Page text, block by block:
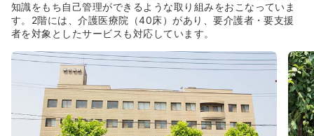
4週8休以上
ブランク可 月給31万円以上可
気になる 詳細を見る
訪問看護正・准看護師 訪問看護
日勤のみ（常勤） 一時募集休止
知識をもち自己管理ができるような取り組みをおこなっていま
す。2階には、介護医療院（40床）があり、要介護者・要支援
者を対象としたサービスも対応しています。